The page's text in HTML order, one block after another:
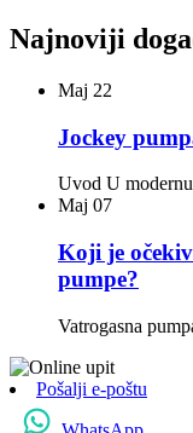
Najnoviji
Maj 22
Jockey
Uvod U
Maj 07
Koji je
pumpe?
Vatrogasna
Pošalji e-poštu